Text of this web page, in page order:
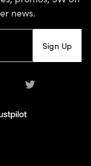
news.
Sign Up
Twitter